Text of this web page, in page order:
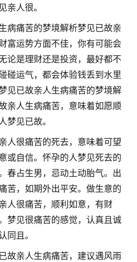
亲人很。
病痛苦的梦境解析梦见已故亲
富运势方面不佳，你有可能会
论是理财还是投资，最好都不
碰运气，都会体验钱丢到水里
见已故亲人生病痛苦的梦境解
亲人生病痛苦，意味着如愿顺
梦见已故。
人很痛苦的死去，意味着可望
或自信。怀孕的人梦见死去的
春占生男，忌动土动胎气。出
苦，如期外出平安。做生意的
人很痛苦，顺利如意，有财
梦见很痛苦的感觉，认真且诚
同且。
故亲人生病痛苦，建议遇风雨
，有升迁机会，但同时竞争的我们
候是抱着侥幸心理，没想到老师看
我半信半疑的按照老师建议，做了化
粮，本来年前的人事调整，拖到年
了，结果开年一上班，开会提拔升
，职务无所谓，主要是底薪加了
，无论如何，感恩感谢！🙏🏻
职加薪！！，请客吗？�
32
是病病殃殃的，去检查又没什么大
舒服。中医西医看遍了，找不到问
到有人推荐慧来老师，跟老师聊过
朗，也听老师建议，处理了一些因
，身体比以前好多，主要是心情好
心转，现在深有体会了。